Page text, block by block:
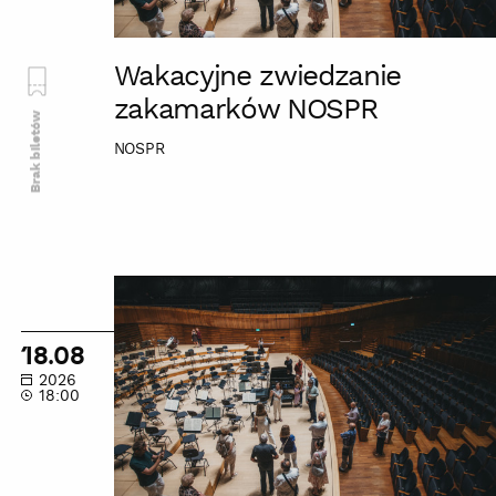
Wakacyjne zwiedzanie
zakamarków NOSPR
NOSPR
Brak biletów
zwiedzanie
zakamarków
NOSPR
18.08
2026
18:00